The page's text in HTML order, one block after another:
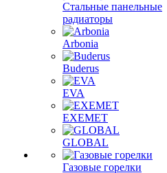
Стальные панельные
радиаторы
Arbonia
Buderus
EVA
EXEMET
GLOBAL
Газовые горелки